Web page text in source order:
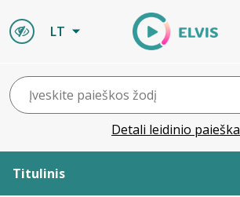
LT
Detali leidinio paieška
Titulinis